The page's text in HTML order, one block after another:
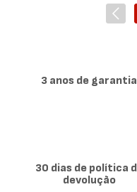
3 anos de garantia
30 dias de política
devolução